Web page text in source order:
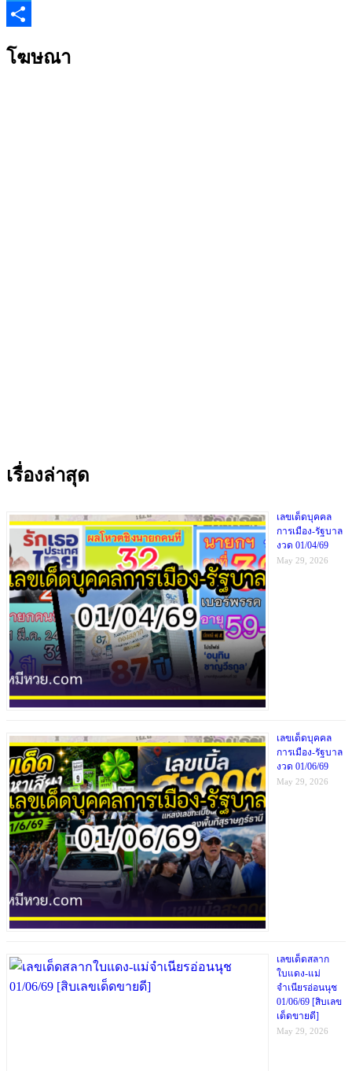
Twitter
โฆษณา
เรื่องล่าสุด
เลขเด็ดบุคคล
การเมือง-รัฐบาล
งวด 01/04/69
May 29, 2026
เลขเด็ดบุคคล
การเมือง-รัฐบาล
งวด 01/06/69
May 29, 2026
เลขเด็ดสลาก
ใบแดง-แม่
จำเนียรอ่อนนุช
01/06/69 [สิบเลข
เด็ดขายดี]
May 29, 2026